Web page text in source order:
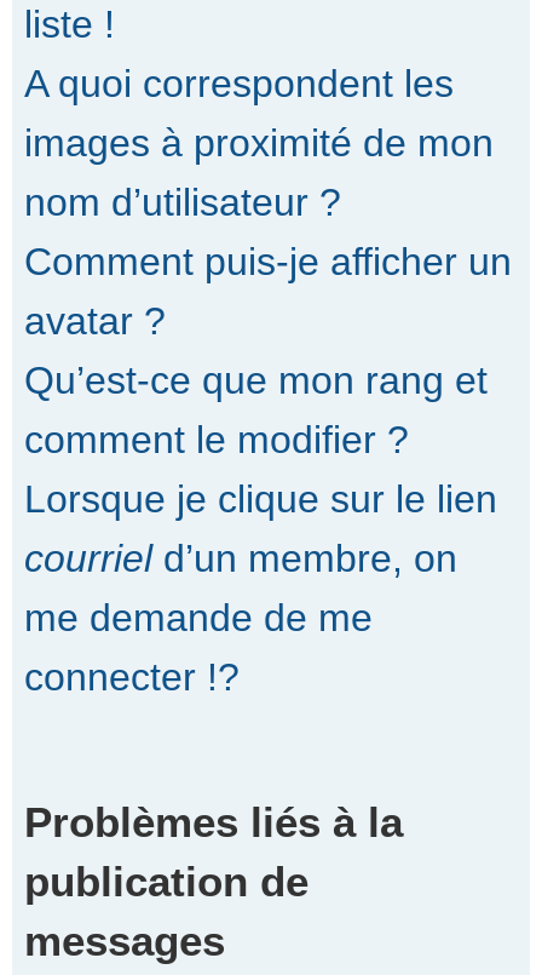
liste !
A quoi correspondent les
images à proximité de mon
nom d’utilisateur ?
Comment puis-je afficher un
avatar ?
Qu’est-ce que mon rang et
comment le modifier ?
Lorsque je clique sur le lien
courrield’un membre, on
me demande de me
connecter !?
Problèmes liés à la
publication de
messages